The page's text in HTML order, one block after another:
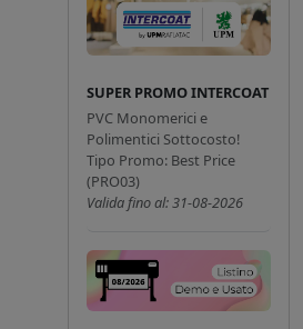
SUPER PROMO INTERCOAT
PVC Monomerici e
Polimentici Sottocosto!
Tipo Promo: Best Price
(PRO03)
Valida fino al: 31-08-2026